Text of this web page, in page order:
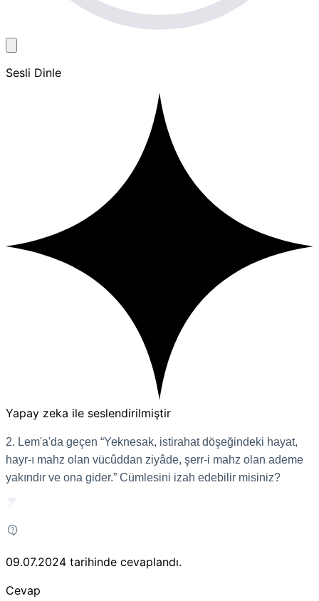
Sesli Dinle
Yapay zeka ile seslendirilmiştir
2. Lem'a'da geçen “Yeknesak, istirahat döşeğindeki hayat,
hayr-ı mahz olan vücûddan ziyâde, şerr-i mahz olan ademe
yakındır ve ona gider.” Cümlesini izah edebilir misiniz?
09.07.2024 tarihinde cevaplandı.
Cevap